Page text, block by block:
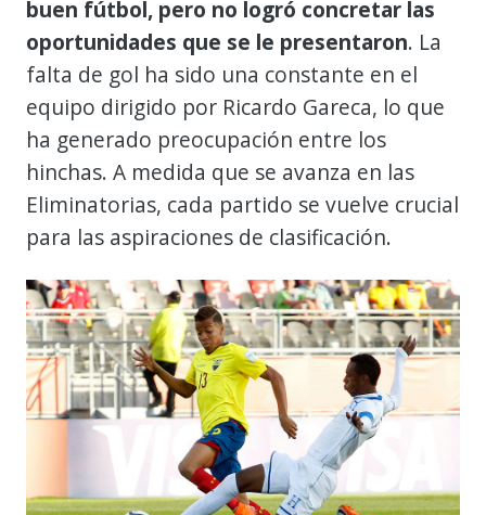
buen fútbol, pero no logró concretar las
oportunidades que se le presentaron. La
falta de gol ha sido una constante en el
equipo dirigido por Ricardo Gareca, lo que
ha generado preocupación entre los
hinchas. A medida que se avanza en las
Eliminatorias, cada partido se vuelve crucial
para las aspiraciones de clasificación.